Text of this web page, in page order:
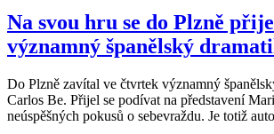
Na svou hru se do Plzně
významný španělský
Do Plzně zavítal ve čtvrtek významný
Carlos Be. Přijel se podívat na představení
neúspěšných pokusů o sebevraždu. Je totiž